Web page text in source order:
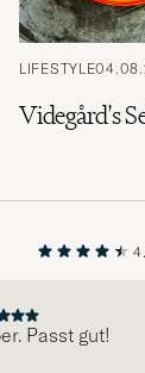
LIFESTYLE
Videgård's
gut!